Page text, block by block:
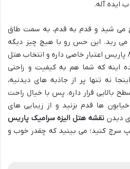
ایده آله.
می شید و قدم به قدم، به سمت طاق
می رید. این حس رو با هیچ چیز دیگه
نمی شه عوض کرد. منطقه ۸ پاریس اعتبار خاصی داره و انتخاب هتل
اینه که شما هم به کیفیت و راحتی
نه تنها پر از جاذبه های دیدنیه،
بالایی قرار داره. پس با خیال راحت
ها قدم بزنید و از زیبایی های
دیدننقشه هتل الیزه سرامیک پاریس
سرچ کنید؛ می بینید که چقدر خوب و